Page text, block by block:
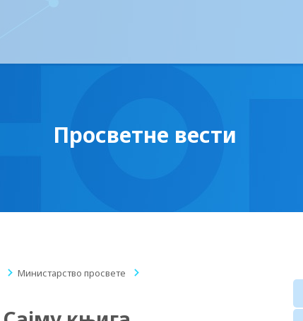
Просветне вести
/ Министарство просвете
/